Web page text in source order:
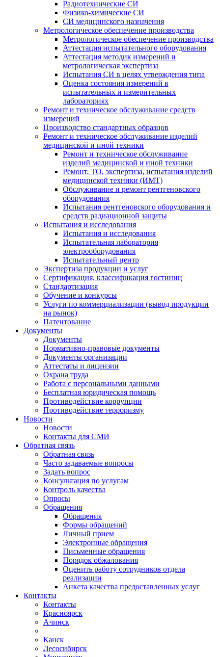
Радиотехнические СИ
Физико-химические СИ
СИ медицинского назначения
Метрологическое обеспечение производства
Метрологическое обеспечение производства
Аттестация испытательного оборудования
Аттестация методик измерений и
метрологическая экспертиза
Испытания СИ в целях утверждения типа
Оценка состояния измерений в
испытательных и измерительных
лабораториях
Ремонт и техническое обслуживание средств
измерений
Производство стандартных образцов
Ремонт и техническое обслуживание изделий
медицинской и иной техники
Ремонт и техническое обслуживание
изделий медицинской и иной техники
Ремонт, ТО, экспертиза, испытания изделий
медицинской техники (ИМТ)
Обслуживание и ремонт рентгеновского
оборудования
Испытания рентгеновского оборудования и
средств радиационной защиты
Испытания и исследования
Испытания и исследования
Испытательная лаборатория
электрооборудования
Испытательный центр
Экспертиза продукции и услуг
Сертификация, классификация гостиниц
Стандартизация
Обучение и конкурсы
Услуги по коммерциализации (вывод продукции
на рынок)
Патентование
Документы
Документы
Нормативно-правовые документы
Документы организации
Аттестаты и лицензии
Охрана труда
Работа с персональными данными
Бесплатная юридическая помощь
Противодействие коррупции
Противодействие терроризму
Новости
Новости
Контакты для СМИ
Обратная связь
Обратная связь
Часто задаваемые вопросы
Задать вопрос
Консультация по услугам
Контроль качества
Опросы
Обращения
Обращения
Формы обращений
Личный прием
Электронные обращения
Письменные обращения
Порядок обжалования
Оценить работу сотрудников отдела
реализации
Анкета качества предоставленных услуг
Контакты
Контакты
Красноярск
Ачинск
Канск
Лесосибирск